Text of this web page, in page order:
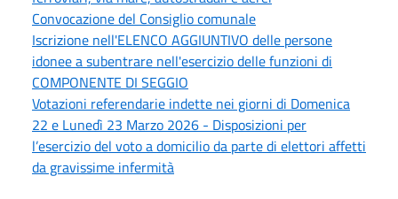
Convocazione del Consiglio comunale
Iscrizione nell'ELENCO AGGIUNTIVO delle persone
idonee a subentrare nell'esercizio delle funzioni di
COMPONENTE DI SEGGIO
Votazioni referendarie indette nei giorni di Domenica
22 e Lunedì 23 Marzo 2026 - Disposizioni per
l’esercizio del voto a domicilio da parte di elettori affetti
da gravissime infermità